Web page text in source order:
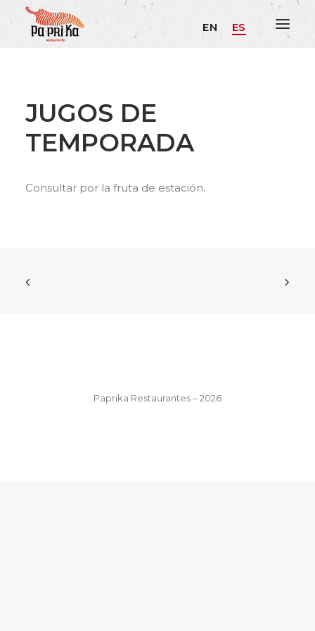
EN ES
JUGOS DE
TEMPORADA
Consultar por la fruta de estación.
Paprika Restaurantes – 2026